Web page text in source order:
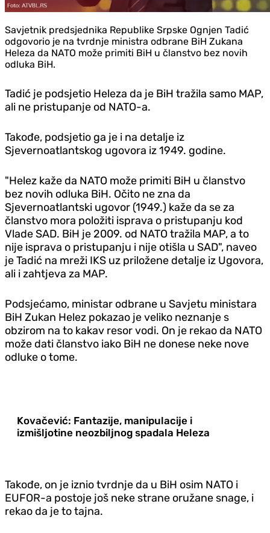
Savjetnik predsjednika Republike Srpske Ognjen Tadić
odgovorio je na tvrdnje ministra odbrane BiH Zukana
Heleza da NATO može primiti BiH u članstvo bez novih
odluka BiH.
Tadić je podsjetio Heleza da je BiH tražila samo MAP,
ali ne pristupanje od NATO-a.
Takođe, podsjetio ga je i na detalje iz
Sjevernoatlantskog ugovora iz 1949. godine.
"Helez kaže da NATO može primiti BiH u članstvo
bez novih odluka BiH. Očito ne zna da
Sjevernoatlantski ugovor (1949.) kaže da se za
članstvo mora položiti isprava o pristupanju kod
Vlade SAD. BiH je 2009. od NATO tražila MAP, a to
nije isprava o pristupanju i nije otišla u SAD", naveo
je Tadić na mreži IKS uz priložene detalje iz Ugovora,
ali i zahtjeva za MAP.
Podsjećamo, ministar odbrane u Savjetu ministara
BiH Zukan Helez pokazao je veliko neznanje s
obzirom na to kakav resor vodi. On je rekao da NATO
može dati članstvo iako BiH ne donese neke nove
odluke o tome.
Kovačević: Fantazije, manipulacije i
izmišljotine neozbiljnog spadala Heleza
Takođe, on je iznio tvrdnje da u BiH osim NATO i
EUFOR-a postoje još neke strane oružane snage, i
rekao da je to tajna.